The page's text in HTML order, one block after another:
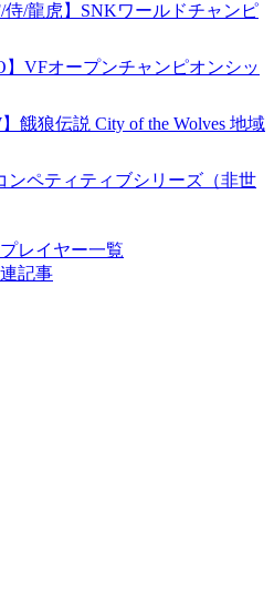
侍/龍虎】SNKワールドチャンピ
】VFオープンチャンピオンシッ
餓狼伝説 City of the Wolves 地域
ンペティティブシリーズ（非世
レイヤー一覧
記事